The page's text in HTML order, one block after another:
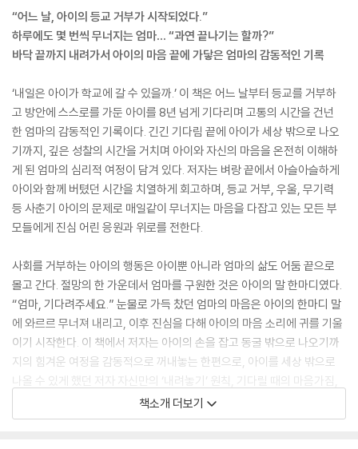
“어느 날, 아이의 등교 거부가 시작되었다.”
하루에도 몇 번씩 무너지는 엄마… “과연 끝나기는 할까?”
바닥 끝까지 내려가서 아이의 마음 끝에 가닿은 엄마의 감동적인 기록
‘내일은 아이가 학교에 갈 수 있을까.’ 이 책은 어느 날부터 등교를 거부하
고 방안에 스스로를 가둔 아이를 8년 넘게 기다리며 고통의 시간을 건넌
한 엄마의 감동적인 기록이다. 긴긴 기다림 끝에 아이가 세상 밖으로 나오
기까지, 깊은 성찰의 시간을 거치며 아이와 자신의 마음을 온전히 이해하
게 된 엄마의 심리적 여정이 담겨 있다. 저자는 벼랑 끝에서 아슬아슬하게
아이와 함께 버텼던 시간을 치열하게 회고하며, 등교 거부, 우울, 무기력
등 사춘기 아이의 문제로 매일같이 무너지는 마음을 다잡고 있는 모든 부
모들에게 진심 어린 응원과 위로를 전한다.
사회를 거부하는 아이의 행동은 아이뿐 아니라 엄마의 삶도 어둠 끝으로
몰고 간다. 절망의 한 가운데서 엄마를 구원한 것은 아이의 말 한마디였다.
“엄마, 기다려주세요.” 눈물로 가득 찼던 엄마의 마음은 아이의 한마디 말
에 와르르 무너져 내리고, 이후 진심을 다해 아이의 마음 소리에 귀를 기울
이기 시작한다. 이 책에서 저자는 아이의 손을 잡고 동굴 밖으로 나오기까
지의 힘겨운 여정을 감동적으로 꺼내놓는 한편으로, 아이를 세상 밖으로
나올 수 있게 했던 저자 자신만의 ‘내려놓기’ 원칙, 기다릴 때의 마음가짐,
마음 끝을 바라보는 법, 부모 자신의 내면아이와 만나는 법 등 실제 경험에
서 우러나온 생생한 조언을 적어놓는다. 부모이자 한 인간으로서의 자기
책소개 더보기